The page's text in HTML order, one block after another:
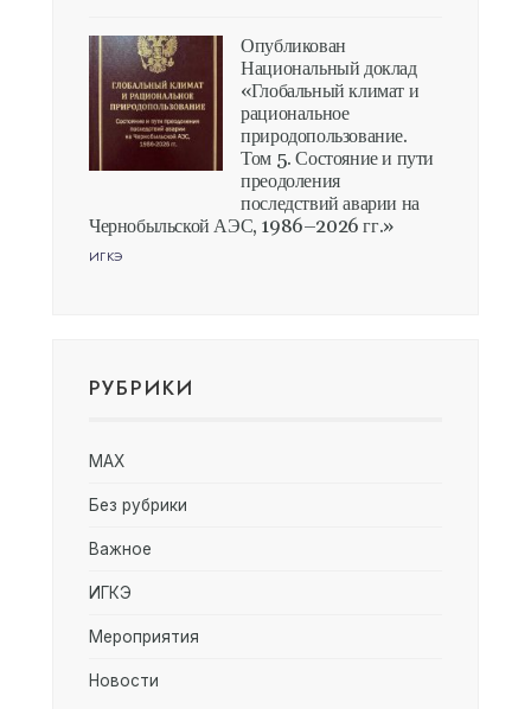
Опубликован
Национальный доклад
«Глобальный климат и
рациональное
природопользование.
Том 5. Состояние и пути
преодоления
последствий аварии на
Чернобыльской АЭС, 1986–2026 гг.»
ИГКЭ
РУБРИКИ
MAX
Без рубрики
Важное
ИГКЭ
Мероприятия
Новости